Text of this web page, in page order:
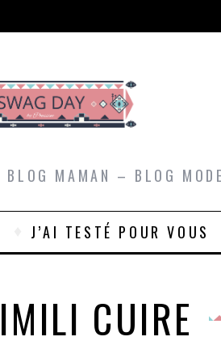
MAMAN – BLOG
J’AI TESTÉ POUR VOUS
CUIRE